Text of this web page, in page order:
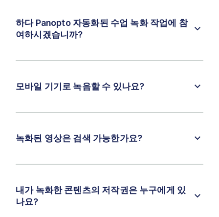
하다 Panopto 자동화된 수업 녹화 작업에 참
여하시겠습니까?
모바일 기기로 녹음할 수 있나요?
녹화된 영상은 검색 가능한가요?
내가 녹화한 콘텐츠의 저작권은 누구에게 있
나요?